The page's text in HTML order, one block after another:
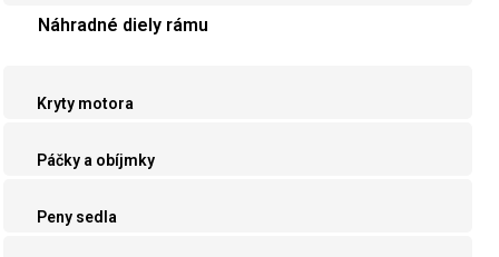
Náhradné diely rámu
Kryty motora
Páčky a obíjmky
Peny sedla